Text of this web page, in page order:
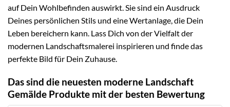
auf Dein Wohlbefinden auswirkt. Sie sind ein Ausdruck
Deines persönlichen Stils und eine Wertanlage, die Dein
Leben bereichern kann. Lass Dich von der Vielfalt der
modernen Landschaftsmalerei inspirieren und finde das
perfekte Bild für Dein Zuhause.
Das sind die neuesten moderne Landschaft
Gemälde Produkte mit der besten Bewertung